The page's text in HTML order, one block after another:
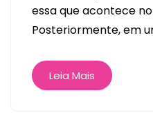
essa que acontece
Posteriormente, em
Leia Mais